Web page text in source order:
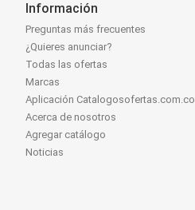
Información
Preguntas más frecuentes
¿Quieres anunciar?
Todas las ofertas
Marcas
Aplicación Catalogosofertas.com.co
Acerca de nosotros
Agregar catálogo
Noticias